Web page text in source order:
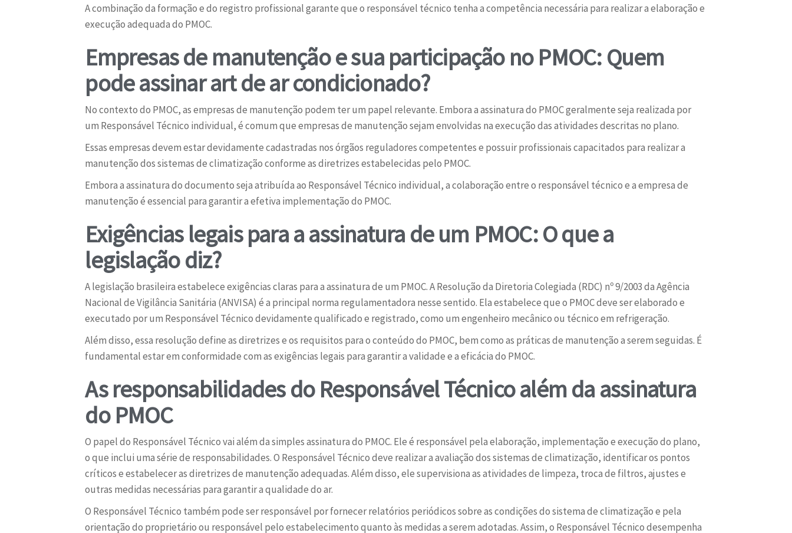
A combinação da formação e do registro profissional garante que o responsável técnico tenha a competência necessária para realizar a elaboração e
execução adequada do PMOC.
Empresas de manutenção e sua participação no PMOC: Quem
pode assinar art de ar condicionado?
No contexto do PMOC, as empresas de manutenção podem ter um papel relevante. Embora a assinatura do PMOC geralmente seja realizada por
um Responsável Técnico individual, é comum que empresas de manutenção sejam envolvidas na execução das atividades descritas no plano.
Essas empresas devem estar devidamente cadastradas nos órgãos reguladores competentes e possuir profissionais capacitados para realizar a
manutenção dos sistemas de climatização conforme as diretrizes estabelecidas pelo PMOC.
Embora a assinatura do documento seja atribuída ao Responsável Técnico individual, a colaboração entre o responsável técnico e a empresa de
manutenção é essencial para garantir a efetiva implementação do PMOC.
Exigências legais para a assinatura de um PMOC: O que a
legislação diz?
A legislação brasileira estabelece exigências claras para a assinatura de um PMOC. A Resolução da Diretoria Colegiada (RDC) nº 9/2003 da Agência
Nacional de Vigilância Sanitária (ANVISA) é a principal norma regulamentadora nesse sentido. Ela estabelece que o PMOC deve ser elaborado e
executado por um Responsável Técnico devidamente qualificado e registrado, como um engenheiro mecânico ou técnico em refrigeração.
Além disso, essa resolução define as diretrizes e os requisitos para o conteúdo do PMOC, bem como as práticas de manutenção a serem seguidas. É
fundamental estar em conformidade com as exigências legais para garantir a validade e a eficácia do PMOC.
As responsabilidades do Responsável Técnico além da assinatura
do PMOC
O papel do Responsável Técnico vai além da simples assinatura do PMOC. Ele é responsável pela elaboração, implementação e execução do plano,
o que inclui uma série de responsabilidades. O Responsável Técnico deve realizar a avaliação dos sistemas de climatização, identificar os pontos
críticos e estabelecer as diretrizes de manutenção adequadas. Além disso, ele supervisiona as atividades de limpeza, troca de filtros, ajustes e
outras medidas necessárias para garantir a qualidade do ar.
O Responsável Técnico também pode ser responsável por fornecer relatórios periódicos sobre as condições do sistema de climatização e pela
orientação do proprietário ou responsável pelo estabelecimento quanto às medidas a serem adotadas. Assim, o Responsável Técnico desempenha